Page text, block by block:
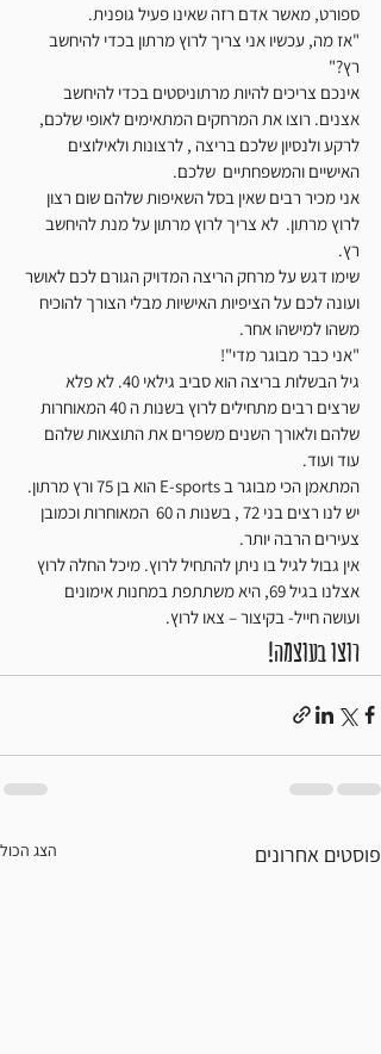
ספורט, מאשר אדם רזה שאינו פעיל גופנית.
"אז מה, עכשיו אני צריך לרוץ מרתון בכדי להיחשב
רץ?"
אינכם צריכים להיות מרתוניסטים בכדי להיחשב
אצנים. רוצו את המרחקים המתאימים לאופי שלכם,
לרקע ולנסיון שלכם בריצה , לרצונות ולאילוצים
האישיים והמשפחתיים  שלכם.
אני מכיר רבים שאין בסל השאיפות שלהם שום רצון
לרוץ מרתון.  לא צריך לרוץ מרתון על מנת להיחשב
רץ.
שימו דגש על מרחק הריצה המדויק הגורם לכם לאושר
ועונה לכם על הציפיות האישיות מבלי הצורך להוכיח
משהו למישהו אחר.
"אני כבר מבוגר מדי"!
גיל הבשלות בריצה הוא סביב גילאי 40. לא פלא
שרצים רבים מתחילים לרוץ בשנות ה 40 המאוחרות
שלהם ולאורך השנים משפרים את התוצאות שלהם
עוד ועוד.
המתאמן הכי מבוגר ב E-sports הוא בן 75 ורץ מרתון.
יש לנו רצים בני 72 , בשנות ה 60  המאוחרות וכמובן
צעירים הרבה יותר.
אין גבול לגיל בו ניתן להתחיל לרוץ. מיכל החלה לרוץ
אצלנו בגיל 69, היא משתתפת במחנות אימונים
ועושה חייל- בקיצור – צאו לרוץ.
רוצו בעוצמה!
פוסטים אחרונים הצג הכול